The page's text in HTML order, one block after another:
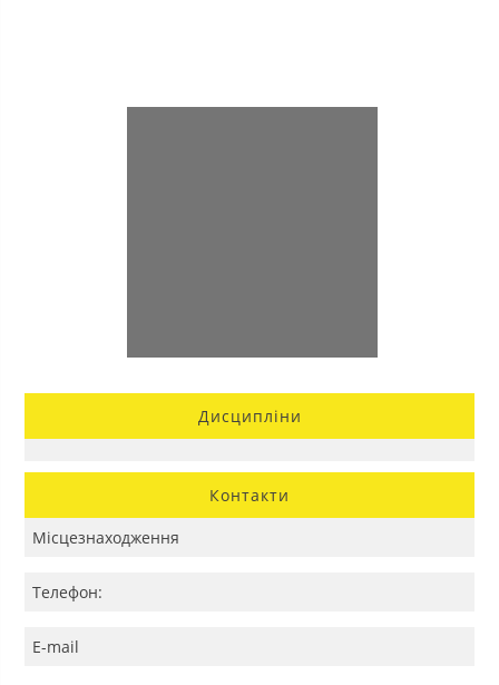
Дисципліни
Контакти
Місцезнаходження
Телефон:
E-mail